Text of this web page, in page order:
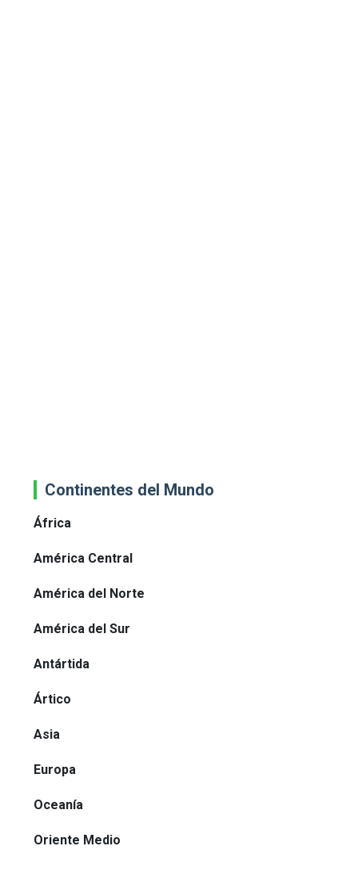
Continentes del Mundo
África
América Central
América del Norte
América del Sur
Antártida
Ártico
Asia
Europa
Oceanía
Oriente Medio